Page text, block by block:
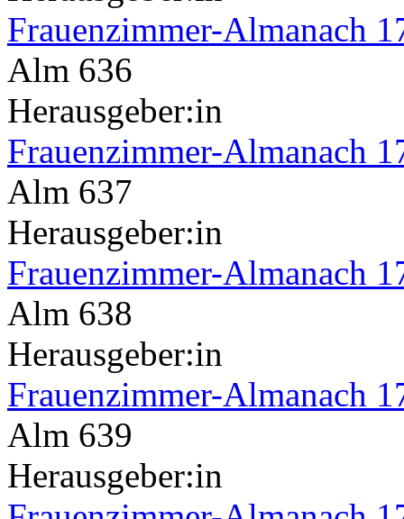
Frauenzimmer-Almanach
Alm 636
Herausgeber:in
Frauenzimmer-Almanach
Alm 637
Herausgeber:in
Frauenzimmer-Almanach
Alm 638
Herausgeber:in
Frauenzimmer-Almanach
Alm 639
Herausgeber:in